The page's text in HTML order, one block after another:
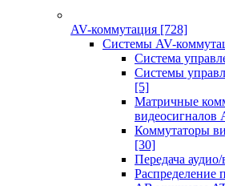
AV-коммутация [728]
Системы AV-
Система
Системы
[5]
Матричные
видеосигналов
Коммутаторы
[30]
Передача
Распределение